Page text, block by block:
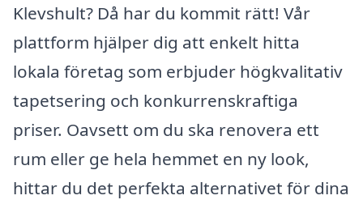
Klevshult? Då har du kommit rätt! Vår
plattform hjälper dig att enkelt hitta
lokala företag som erbjuder högkvalitativ
tapetsering och konkurrenskraftiga
priser. Oavsett om du ska renovera ett
rum eller ge hela hemmet en ny look,
hittar du det perfekta alternativet för dina